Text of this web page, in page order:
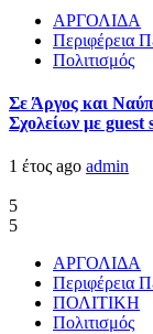
ΑΡΓΟΛΙΔΑ
Περιφέρεια
Πολιτισμός
Σε Άργος και
Σχολείων με guest
1 έτος ago admin
5
5
ΑΡΓΟΛΙΔΑ
Περιφέρεια
ΠΟΛΙΤΙΚΗ
Πολιτισμός